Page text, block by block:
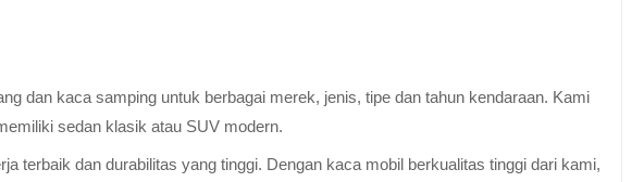
dan kaca samping untuk berbagai merek, jenis, tipe dan tahun kendaraan. Kami
sedan klasik atau SUV modern.
terbaik dan durabilitas yang tinggi. Dengan kaca mobil berkualitas tinggi dari kami,